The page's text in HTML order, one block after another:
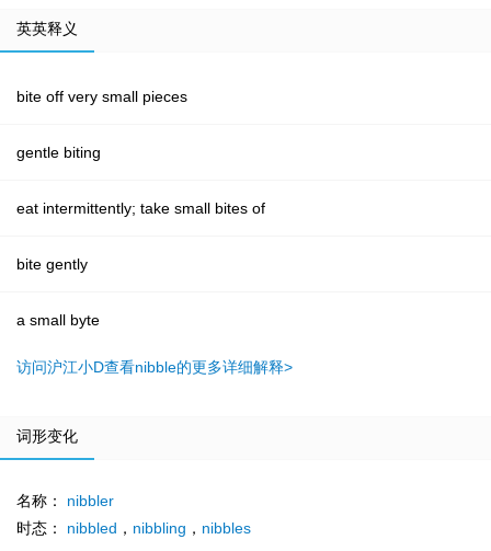
英英释义
bite off very small pieces
gentle biting
eat intermittently; take small bites of
bite gently
a small byte
访问沪江小D查看nibble的更多详细解释>
词形变化
名称：
nibbler
时态：
nibbled ， nibbling ， nibbles